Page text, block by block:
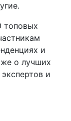
топовых
и
о лучших
и